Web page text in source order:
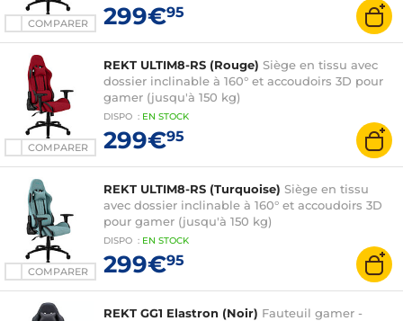
COMPARER 299€95
COMPARER
REKT ULTIM8-RS (Rouge) Siège en tissu avec
dossier inclinable à 160° et accoudoirs 3D pour
gamer (jusqu'à 150 kg)
DISPO : EN STOCK
299€95
COMPARER
REKT ULTIM8-RS (Turquoise) Siège en tissu
avec dossier inclinable à 160° et accoudoirs 3D
pour gamer (jusqu'à 150 kg)
DISPO : EN STOCK
299€95
REKT GG1 Elastron (Noir) Fauteuil gamer -